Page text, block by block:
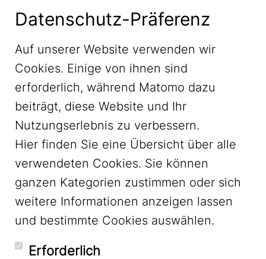
haben so eine schwierige Ausgangslage.
es in den Köpfen eine Abwendung vom
Auto als das Normale. Wir können diese
gedankliche Wende durch einen genaueren
Sprachgebrauch unterstützen. Sprechen wir
von Verkehrsgewalt und Kollisionen, statt
von Unfällen, reden wir von geöffneten
anstatt gesperrten Straßen, benennen wir
die Täter, wo sie bekannt sind. So können
wir die Mobilitätswende auf die Sprünge
helfen, sodass wir am Ende mehr in die
Pedale – und nicht auf der Stelle – treten.
Datenschutz-Präferenz
Auf unserer Website verwenden wir
Cookies. Einige von ihnen sind
erforderlich, während Matomo dazu
beiträgt, diese Website und Ihr
Nutzungserlebnis zu verbessern.
Hier finden Sie eine Übersicht über alle
verwendeten Cookies. Sie können
ganzen Kategorien zustimmen oder sich
weitere Informationen anzeigen lassen
und bestimmte Cookies auswählen.
Erforderlich